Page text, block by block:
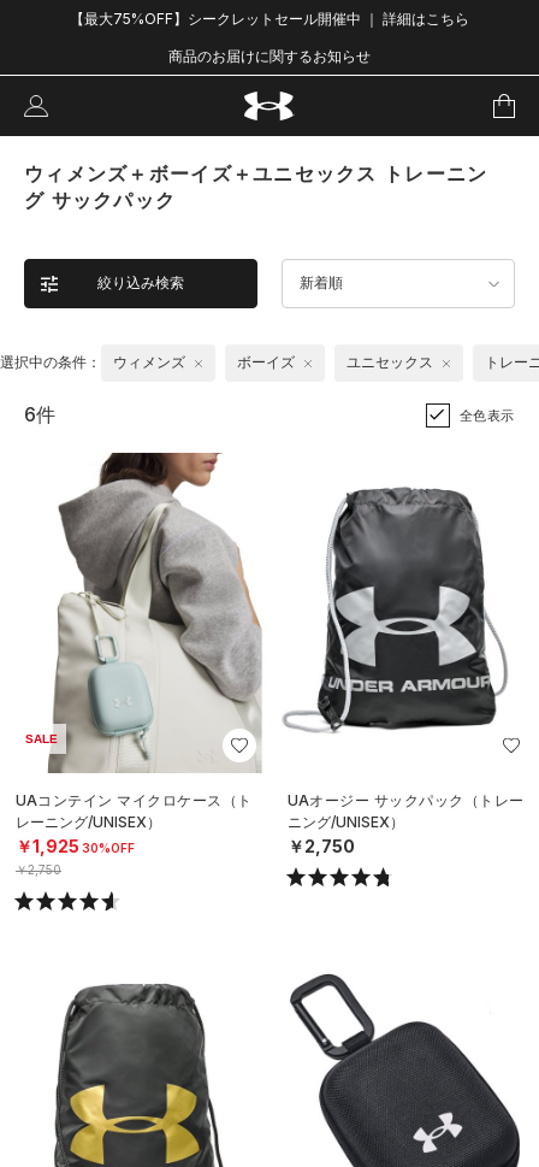
【最大75%OFF】シークレットセール開催中 ｜ 詳細はこちら
商品のお届けに関するお知らせ
ウィメンズ＋ボーイズ＋ユニセックス トレーニン
グ サックパック
絞り込み検索 新着順
選択中の条件： ウィメンズ ボーイズ ユニセックス トレー
6件 全色表示
SALE
UAコンテイン マイクロケース（ト
レーニング/UNISEX）
￥1,925 30%OFF
￥2,750
UAオージー サックパック（トレー
ニング/UNISEX）
￥2,750